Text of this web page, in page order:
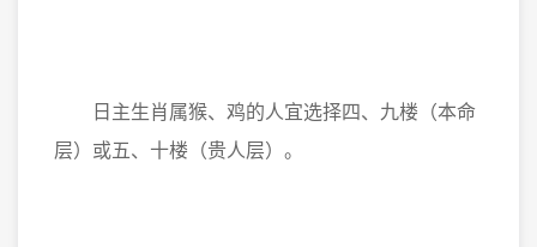
日主生肖属猴、鸡的人宜选择四、九楼（本命
层）或五、十楼（贵人层）。